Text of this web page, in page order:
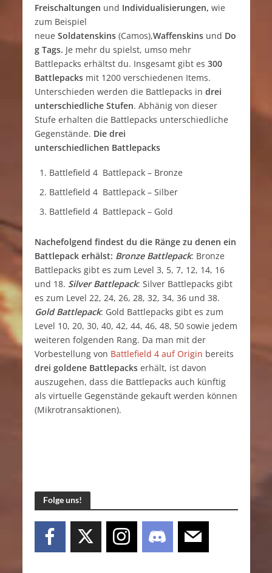
Freischaltungen und Individualisierungen, wie
zum Beispiel
neue Soldatenskins(Camos),Waffenskinsund Do
g Tags. Je mehr du spielst, umso mehr
Battlepacks erhältst du. Insgesamt gibt es 300
Battlepacksmit 1200 verschiedenen Items.
Unterschieden werden die Battlepacks in drei
unterschiedliche Stufen. Abhänig von dieser
Stufe erhalten die Battlepacks unterschiedliche
Gegenstände. Die drei
unterschiedlichen Battlepacks
Battlefield 4 Battlepack – Bronze
Battlefield 4 Battlepack – Silber
Battlefield 4 Battlepack – Gold
Nachefolgend findest du die Ränge zu denen ein
Battlepack erhälst: Bronze Battlepack: Bronze
Battlepacks gibt es zum Level 3, 5, 7, 12, 14, 16
und 18. Silver Battlepack: Silver Battlepacks gibt
es zum Level 22, 24, 26, 28, 32, 34, 36 und 38.
Gold Battlepack: Gold Battlepacks gibt es zum
Level 10, 20, 30, 40, 42, 44, 46, 48, 50 sowie jedem
weiteren folgenden Rang. Da man mit der
Vorbestellung von Battlefield 4 auf Origin bereits
drei goldene Battlepackserhält, ist davon
auszugehen, dass die Battlepacks auch künftig
als virtuelle Gegenstände gekauft werden können
(Mikrotransaktionen).
Folge uns!